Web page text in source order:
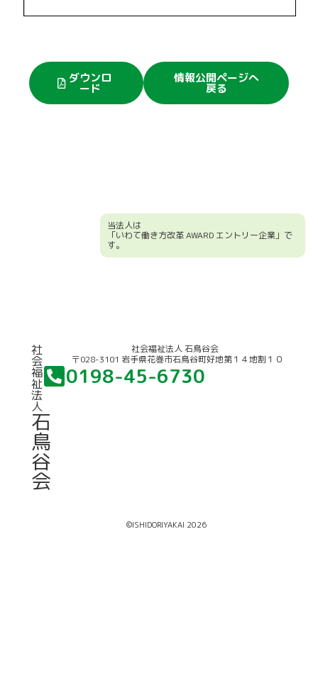
ダウンロ
ード
情報公開ページへ
戻る
当法人は
「いわて働き方改革 AWARD エントリー企業」で
す。
社
会
福
祉
法
人
石
鳥
谷
会
社会福祉法人 石鳥谷会
〒028-3101 岩手県花巻市石鳥谷町好地第１４地割１０
0198-45-6730
©ISHIDORIYAKAI 2026